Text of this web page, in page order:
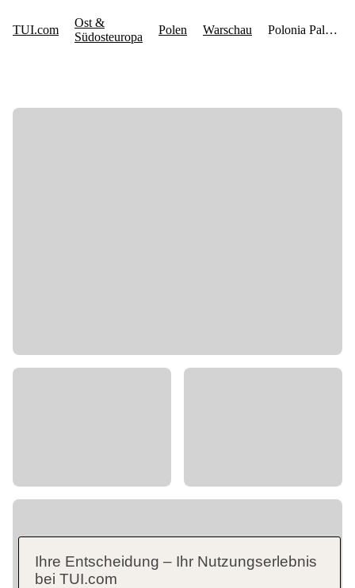
Ihre Entscheidung – Ihr Nutzungserlebnis
bei TUI.com